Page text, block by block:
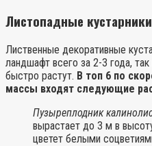
Листопадные кустарники
Лиственные декоративные
ландшафт всего за 2-3 года,
быстро растут. В топ 6 по
массы входят следующие
Пузыреплодник
вырастает до 3 м в
цветет белыми